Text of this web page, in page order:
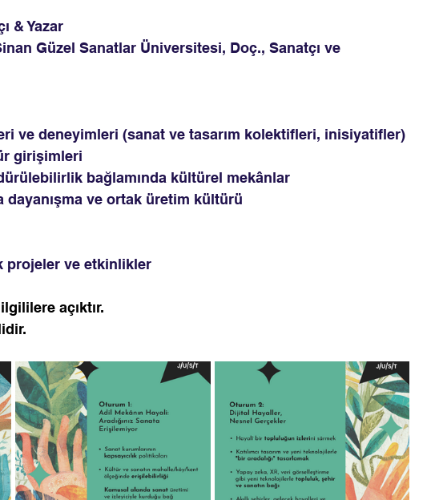
& Yazar
Güzel Sanatlar Üniversitesi, Doç., Sanatçı ve
ve deneyimleri (sanat ve tasarım kolektifleri, inisiyatifler)
girişimleri
bağlamında kültürel mekânlar
dayanışma ve ortak üretim kültürü
projeler ve etkinlikler
açıktır.